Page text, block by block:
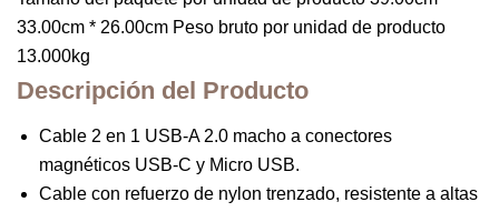
33.00cm * 26.00cm Peso bruto por unidad de producto
13.000kg
Descripción del Producto
Cable 2 en 1 USB-A 2.0 macho a conectores
magnéticos USB-C y Micro USB.
Cable con refuerzo de nylon trenzado, resistente a altas